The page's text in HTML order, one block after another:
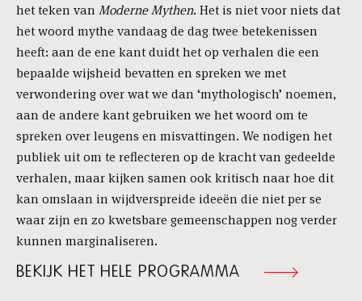
het teken van Moderne Mythen. Het is niet voor niets dat
het woord mythe vandaag de dag twee betekenissen
heeft: aan de ene kant duidt het op verhalen die een
bepaalde wijsheid bevatten en spreken we met
verwondering over wat we dan ‘mythologisch’ noemen,
aan de andere kant gebruiken we het woord om te
spreken over leugens en misvattingen. We nodigen het
publiek uit om te reflecteren op de kracht van gedeelde
verhalen, maar kijken samen ook kritisch naar hoe dit
kan omslaan in wijdverspreide ideeën die niet per se
waar zijn en zo kwetsbare gemeenschappen nog verder
kunnen marginaliseren.
BEKIJK HET HELE PROGRAMMA